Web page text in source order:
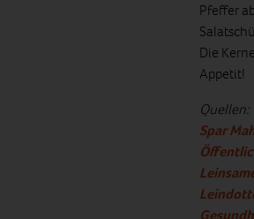
Pfeffer
Die
Appetit!
Quellen:
Spar